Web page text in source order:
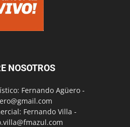
NOSOTROS
Fernando Agüero -
Fernando Villa -